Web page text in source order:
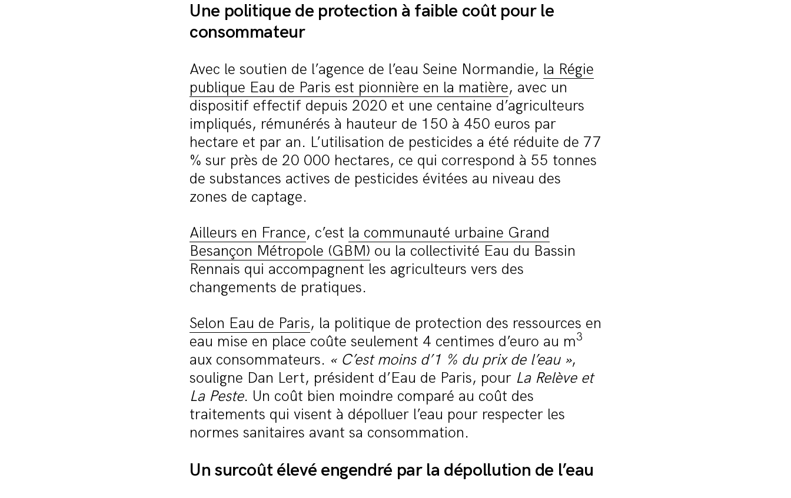
Une politique de protection à faible coût pour le
consommateur
Avec le soutien de l’agence de l’eau Seine Normandie, la Régie
publique Eau de Paris est pionnière en la matière, avec un
dispositif effectif depuis 2020 et une centaine d’agriculteurs
impliqués, rémunérés à hauteur de 150 à 450 euros par
hectare et par an. L’utilisation de pesticides a été réduite de 77
% sur près de 20 000 hectares, ce qui correspond à 55 tonnes
de substances actives de pesticides évitées au niveau des
zones de captage.
Ailleurs en France, c’est la communauté urbaine Grand
Besançon Métropole (GBM) ou la collectivité Eau du Bassin
Rennais qui accompagnent les agriculteurs vers des
changements de pratiques.
Selon Eau de Paris, la politique de protection des ressources en
eau mise en place coûte seulement 4 centimes d’euro au m3
aux consommateurs. « C’est moins d’1 % du prix de l’eau »,
souligne Dan Lert, président d’Eau de Paris, pour La Relève et
La Peste. Un coût bien moindre comparé au coût des
traitements qui visent à dépolluer l’eau pour respecter les
normes sanitaires avant sa consommation.
Un surcoût élevé engendré par la dépollution de l’eau